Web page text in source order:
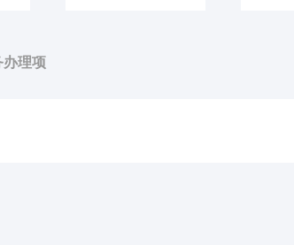
办理项